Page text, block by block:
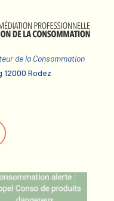
de la Consommation
Rodez